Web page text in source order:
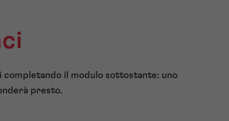
completando il modulo sottostante: uno
presto.